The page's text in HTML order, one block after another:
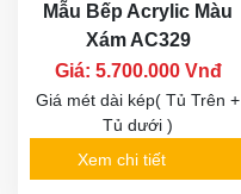
Mẫu Bếp Acrylic Màu
Xám AC329
Giá: 5.700.000 Vnđ
Giá mét dài kép( Tủ Trên +
Tủ dưới )
Xem chi tiết